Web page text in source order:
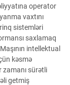
operator
vaxtını
sistemləri
saxlamaq
intellektual
kəsmə
zamanı sürətli
getmiş